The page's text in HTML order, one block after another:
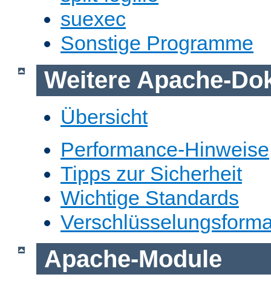
suexec
Sonstige Programme
Weitere Apache-
Übersicht
Performance-Hinweise
Tipps zur Sicherheit
Wichtige Standards
Apache-Module